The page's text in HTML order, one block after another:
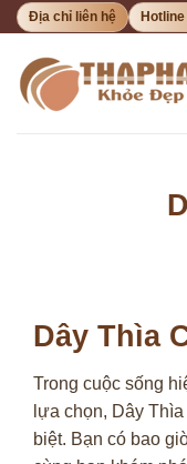
Bỏ
nội
dung
Địa chỉ liên hệ
Dây Thìa
Trong cuộc sống
lựa chọn, Dây
biệt. Bạn có bao